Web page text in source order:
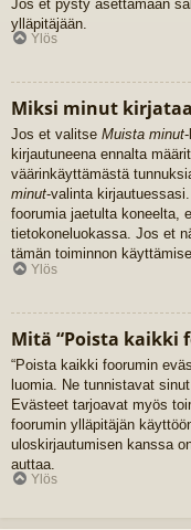
Jos et pysty asettamaan
ylläpitäjään.
Ylös
Miksi minut
Jos et valitse Muista minut
kirjautuneena ennalta
väärinkäyttämästä
minut-valinta
foorumia jaetulta koneelta,
tietokoneluokassa. Jos et
tämän toiminnon
Ylös
Mitä “Poista kaikki
“Poista kaikki foorumin
luomia. Ne tunnistavat
Evästeet tarjoavat myös
foorumin ylläpitäjän
uloskirjautumisen kanssa
auttaa.
Ylös